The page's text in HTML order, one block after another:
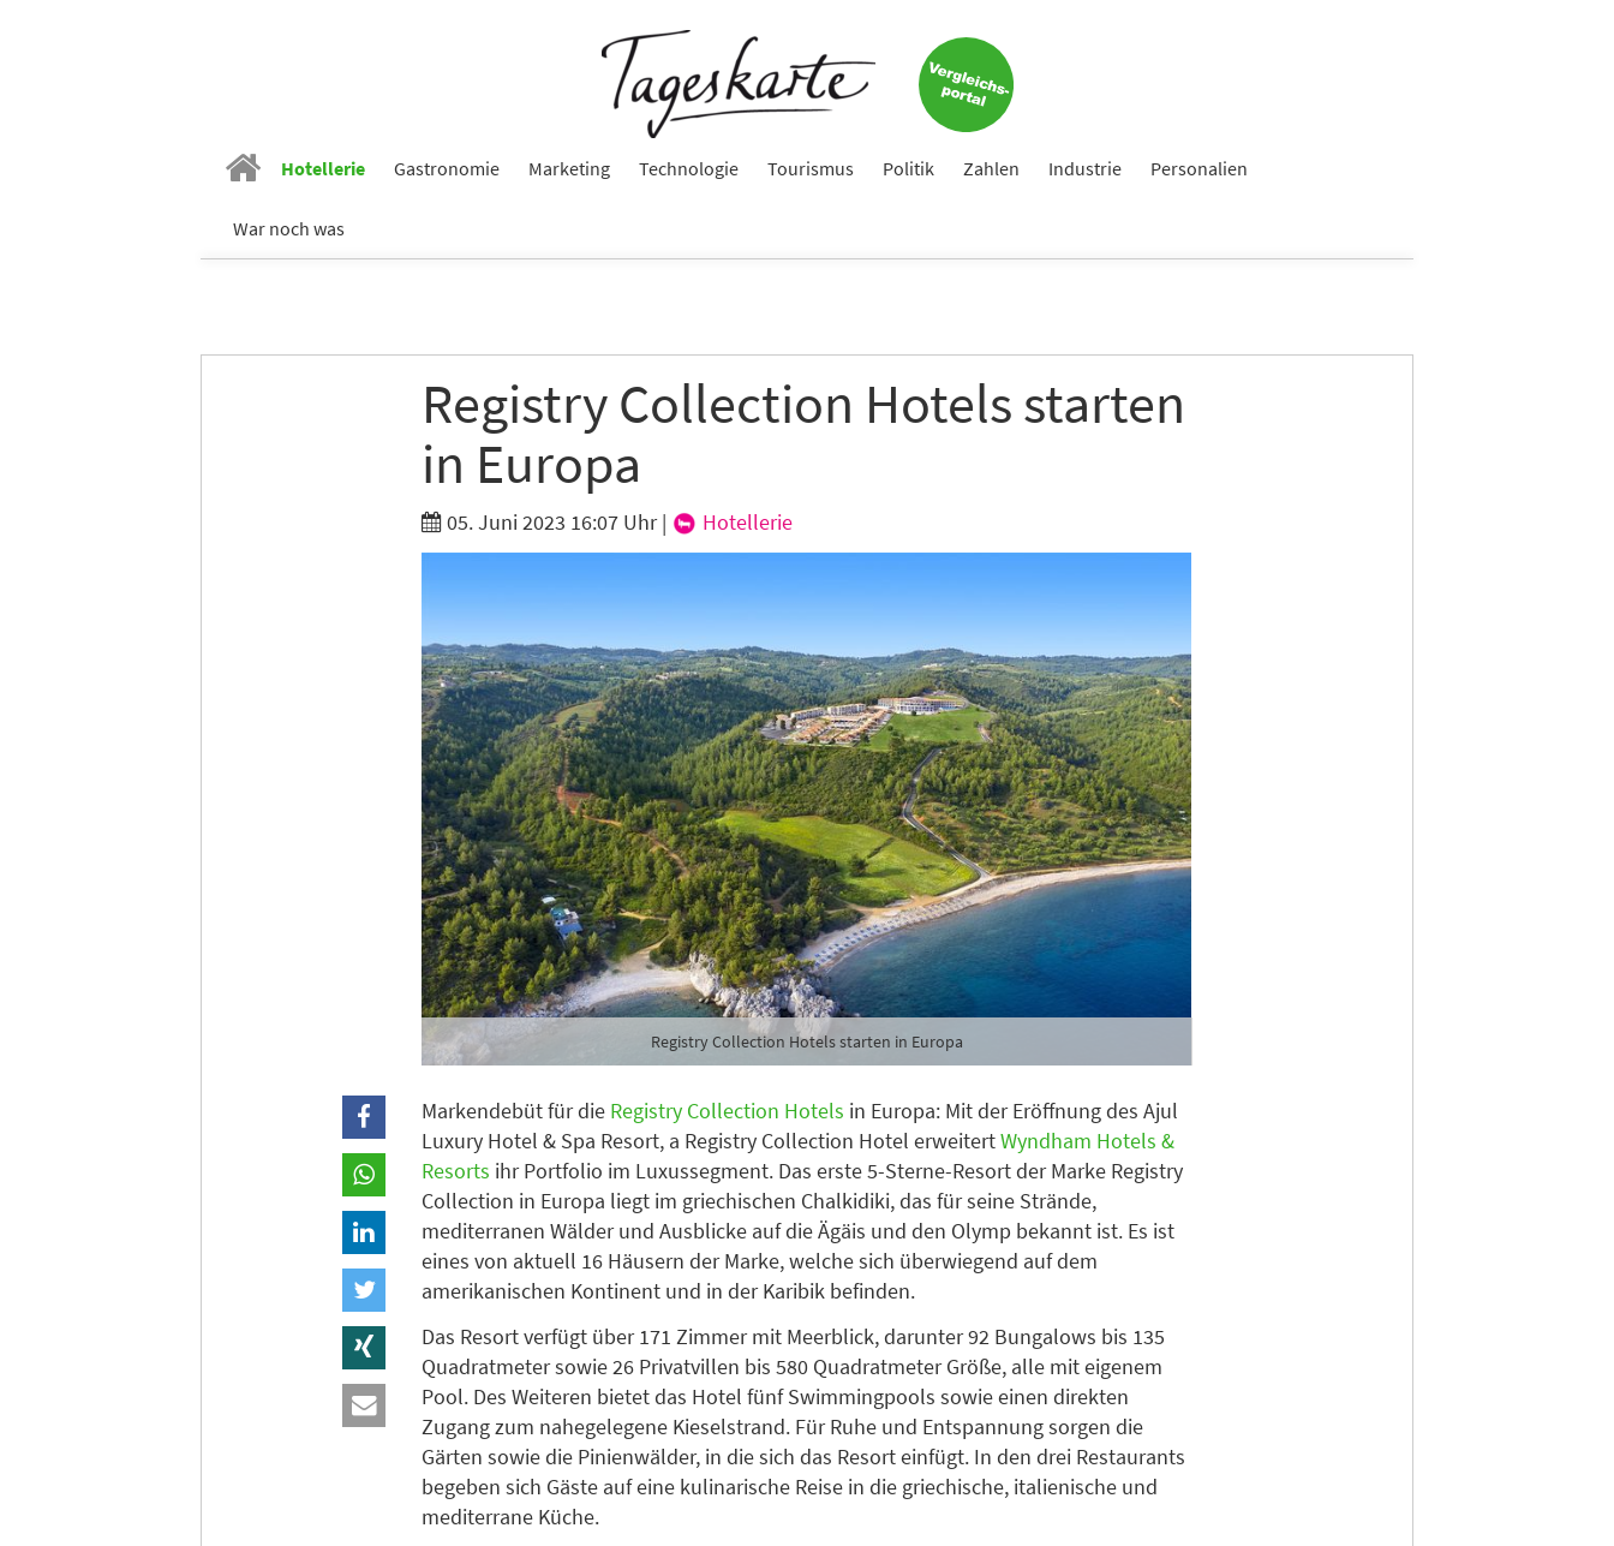
Hotellerie Gastronomie Marketing Technologie Tourismus Politik Zahlen Industrie Personalien
War noch was
Registry Collection Hotels starten
in Europa
05. Juni 2023 16:07 Uhr| Hotellerie
Registry Collection Hotels starten in Europa
Markendebüt für die Registry Collection Hotels in Europa: Mit der Eröffnung des Ajul
Luxury Hotel & Spa Resort, a Registry Collection Hotel erweitertWyndham Hotels &
Resorts ihr Portfolio im Luxussegment. Das erste 5-Sterne-Resort der Marke Registry
Collection in Europa liegt im griechischen Chalkidiki, das für seine Strände,
mediterranen Wälder und Ausblicke auf die Ägäis und den Olymp bekannt ist. Es ist
eines von aktuell 16 Häusern der Marke, welche sich überwiegend auf dem
amerikanischen Kontinent und in der Karibik befinden.
Das Resort verfügt über 171 Zimmer mit Meerblick, darunter 92 Bungalows bis 135
Quadratmeter sowie 26 Privatvillen bis 580 Quadratmeter Größe, alle mit eigenem
Pool. Des Weiteren bietet das Hotel fünf Swimmingpools sowie einen direkten
Zugang zum nahegelegene Kieselstrand. Für Ruhe und Entspannung sorgen die
Gärten sowie die Pinienwälder, in die sich das Resort einfügt. In den drei Restaurants
begeben sich Gäste auf eine kulinarische Reise in die griechische, italienische und
mediterrane Küche.